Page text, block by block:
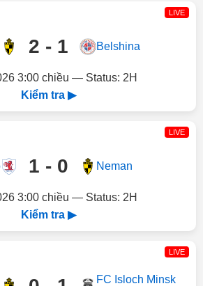
LIVE
2 - 1 Belshina
3:00 chiều — Status: 2H
Kiểm tra ▶
LIVE
1 - 0 Neman
3:00 chiều — Status: 2H
Kiểm tra ▶
LIVE
FC Isloch Minsk